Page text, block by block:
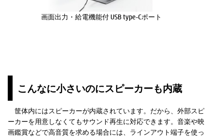
画面出力・給電機能付 USB type-Cポート
こんなに小さいのにスピーカーも内蔵
筐体内にはスピーカーが内蔵されています。だから、外部スピ
ーカーを用意しなくてもサウンド再生に対応できます。音楽や映
画鑑賞などで高音質を求める場合には、ラインアウト端子を使っ